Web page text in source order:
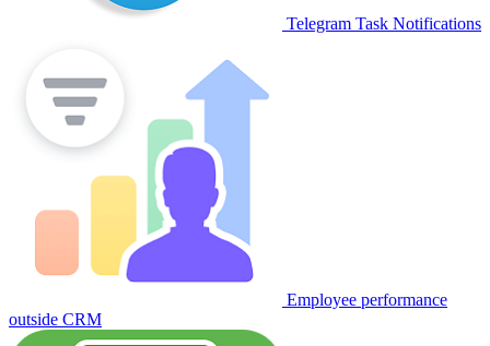
Telegram Task Notifications
Employee performance
outside CRM